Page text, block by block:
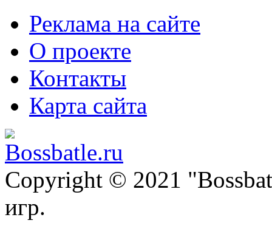
Реклама на сайте
О проекте
Контакты
Карта сайта
Copyright © 2021
игр.